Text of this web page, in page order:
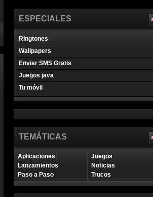
ESPECIALES
Ringtones
Wallpapers
Enviar SMS Gratis
Juegos java
Tu móvil
TEMÁTICAS
Aplicaciones
Juegos
Lanzamientos
Noticias
Paso a Paso
Trucos